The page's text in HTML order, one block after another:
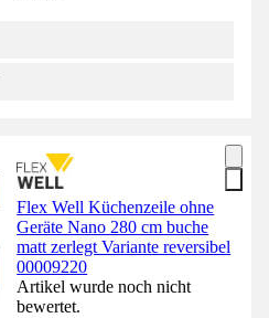
Flex Well Küchenzeile ohne
Geräte Nano 280 cm buche
matt zerlegt Variante reversibel
00009220
Artikel wurde noch nicht
bewertet.